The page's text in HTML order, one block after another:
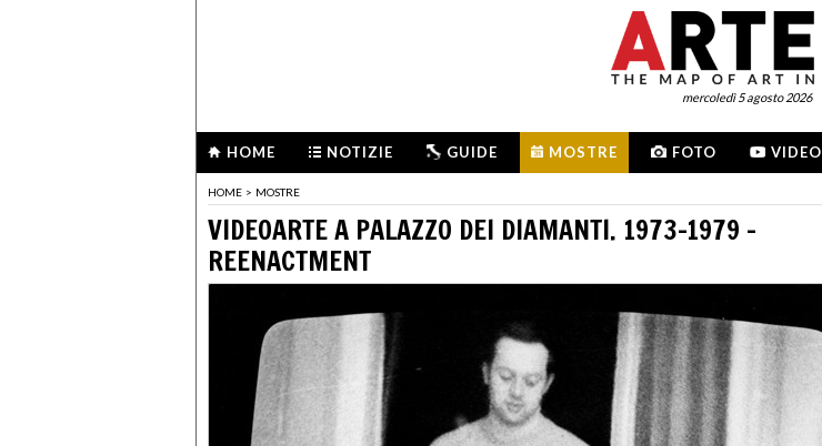
mercoledì 5 agosto 2026
HOME NOTIZIE GUIDE MOSTRE FOTO VIDEO
HOME > MOSTRE
VIDEOARTE A PALAZZO DEI DIAMANTI. 1973-1979 -
REENACTMENT